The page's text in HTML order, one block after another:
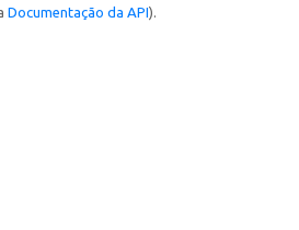
Documentação da API).